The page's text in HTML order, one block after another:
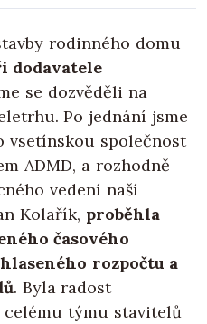
rodinného domu
dodavatele
se dozvěděli na
Po jednání jsme
vsetínskou společnost
ADMD, a rozhodně
vedení naší
Kolařík, proběhla
časového
rozpočtu a
. Byla radost
celému týmu stavitelů